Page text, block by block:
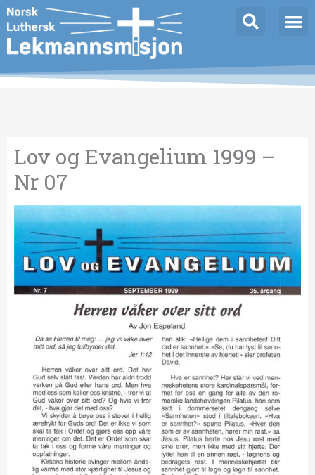
Hopp
rett
til
innholdet
Lov og Evangelium 1999 –
Nr 07
Innleggnavigasjon